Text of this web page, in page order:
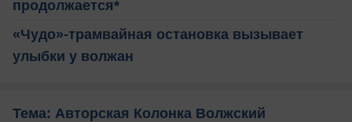
продолжается*
«Чудо»-трамвайная остановка вызывает
улыбки у волжан
Тема: Авторская Колонка Волжский